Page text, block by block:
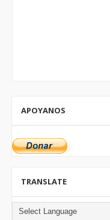
APOYANOS
TRANSLATE